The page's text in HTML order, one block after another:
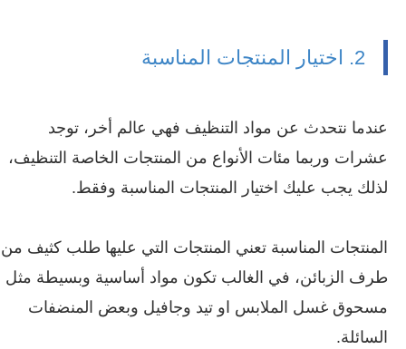
2. اختيار المنتجات المناسبة
عندما نتحدث عن مواد التنظيف فهي عالم أخر، توجد
عشرات وربما مئات الأنواع من المنتجات الخاصة التنظيف،
لذلك يجب عليك اختيار المنتجات المناسبة وفقط.
المنتجات المناسبة تعني المنتجات التي عليها طلب كثيف من
طرف الزبائن، في الغالب تكون مواد أساسية وبسيطة مثل
مسحوق غسل الملابس او تيد وجافيل وبعض المنضفات
السائلة.